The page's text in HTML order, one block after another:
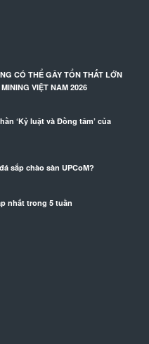
CÓ THỂ GÂY TỔN THẤT LỚN
VIỆT NAM 2026
‘Kỷ luật và Đồng tâm’ của
sắp chào sàn UPCoM?
nhất trong 5 tuần